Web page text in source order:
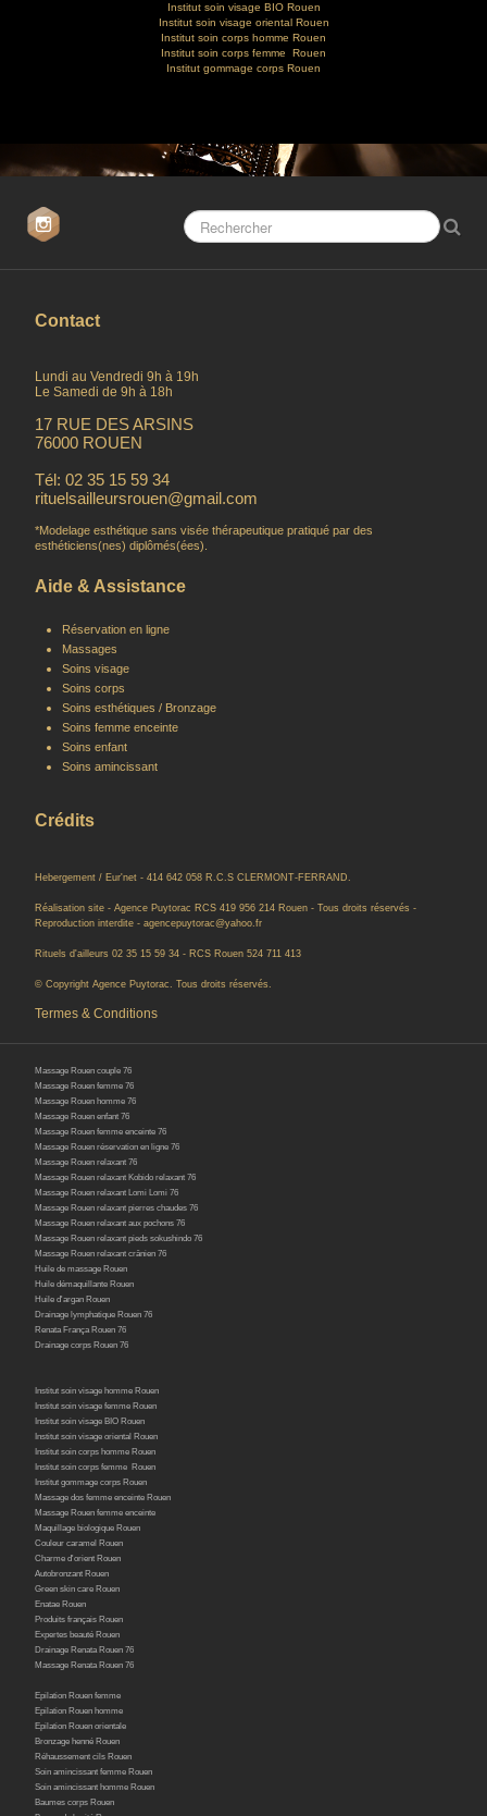
Institut soin visage BIO Rouen
Institut soin visage oriental Rouen
Institut soin corps homme Rouen
Institut soin corps femme Rouen
Institut gommage corps Rouen
Contact
Lundi au Vendredi 9h à 19h
Le Samedi de 9h à 18h
17 RUE DES ARSINS
76000 ROUEN
Tél: 02 35 15 59 34
rituelsailleursrouen@gmail.com
*Modelage esthétique sans visée thérapeutique pratiqué par des
esthéticiens(nes) diplômés(ées).
Aide & Assistance
Réservation en ligne
Massages
Soins visage
Soins corps
Soins esthétiques / Bronzage
Soins femme enceinte
Soins enfant
Soins amincissant
Crédits
Hebergement / Eur'net - 414 642 058 R.C.S CLERMONT-FERRAND.
Réalisation site - Agence Puytorac RCS 419 956 214 Rouen - Tous droits réservés -
Reproduction interdite - agencepuytorac@yahoo.fr
Rituels d'ailleurs 02 35 15 59 34 - RCS Rouen 524 711 413
© Copyright Agence Puytorac. Tous droits réservés.
Termes & Conditions
Massage Rouen couple 76
Massage Rouen femme 76
Massage Rouen homme 76
Massage Rouen enfant 76
Massage Rouen femme enceinte 76
Massage Rouen réservation en ligne 76
Massage Rouen relaxant 76
Massage Rouen relaxant Kobido relaxant 76
Massage Rouen relaxant Lomi Lomi 76
Massage Rouen relaxant pierres chaudes 76
Massage Rouen relaxant aux pochons 76
Massage Rouen relaxant pieds sokushindo 76
Massage Rouen relaxant crânien 76
Huile de massage Rouen
Huile démaquillante Rouen
Huile d'argan Rouen
Drainage lymphatique Rouen 76
Renata França Rouen 76
Drainage corps Rouen 76
Institut soin visage homme Rouen
Institut soin visage femme Rouen
Institut soin visage BIO Rouen
Institut soin visage oriental Rouen
Institut soin corps homme Rouen
Institut soin corps femme Rouen
Institut gommage corps Rouen
Massage dos femme enceinte Rouen
Massage Rouen femme enceinte
Maquillage biologique Rouen
Couleur caramel Rouen
Charme d'orient Rouen
Autobronzant Rouen
Green skin care Rouen
Enatae Rouen
Produits français Rouen
Expertes beauté Rouen
Drainage Renata Rouen 76
Massage Renata Rouen 76
Epilation Rouen femme
Epilation Rouen homme
Epilation Rouen orientale
Bronzage henné Rouen
Réhaussement cils Rouen
Soin amincissant femme Rouen
Soin amincissant homme Rouen
Baumes corps Rouen